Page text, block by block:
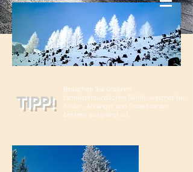
TIPP!
Besuchen Sie unseren
familienfreundlichen Skilift, welcher für
Kinder, Anfänger und Snowboarder
bestens ausgelegt ist.